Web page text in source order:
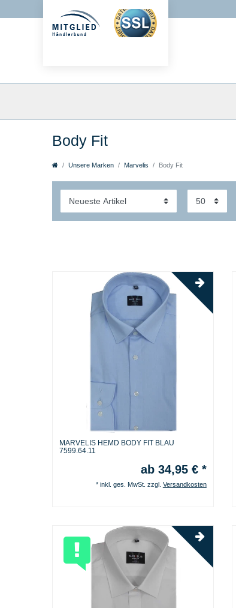
Body Fit
Unsere Marken Marvelis Body Fit
MARVELIS HEMD BODY FIT BLAU
7599.64.11
ab 34,95 € *
* inkl. ges. MwSt. zzgl. Versandkosten